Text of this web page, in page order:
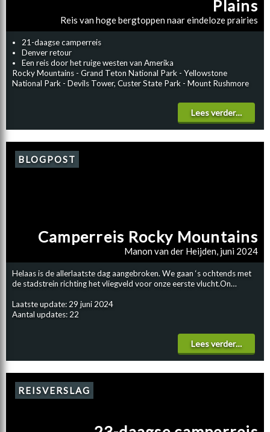
21-daagse camperreis
Denver retour
Een reis door het ruige westen van Amerika
Rocky Mountains - Grand Teton National Park - Yellowstone
National Park - Devils Tower, Custer State Park - Mount Rushmore
Lees verder…
Plains
Reis van hoge bergtoppen naar eindeloze prairies
Helaas is de allerlaatste dag aangebroken. We gaan ‘s ochtends met
de stadstrein richting het vliegveld voor onze eerste vlucht.On…
Laatste update: 29 juni 2024
Aantal updates: 22
Lees verder…
BLOGPOST
Camperreis Rocky Mountains
Manon van der Heijden, juni 2024
REISVERSLAG